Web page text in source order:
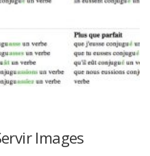
Images